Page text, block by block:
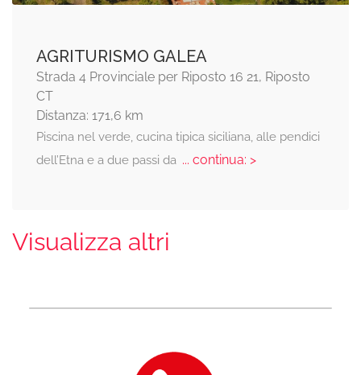
AGRITURISMO GALEA
Strada 4 Provinciale per Riposto 16 21, Riposto
CT
Distanza: 171,6 km
Piscina nel verde, cucina tipica siciliana, alle pendici
dell’Etna e a due passi da ... continua: >
Visualizza altri